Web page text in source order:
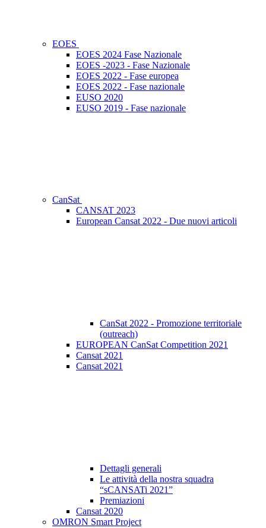
EOES
EOES 2024 Fase Nazionale
EOES -2023 - Fase Nazionale
EOES 2022 - Fase europea
EOES 2022 - Fase nazionale
EUSO 2020
EUSO 2019 - Fase nazionale
CanSat
CANSAT 2023
European Cansat 2022 - Due nuovi articoli
CanSat 2022 - Promozione territoriale
(outreach)
EUROPEAN CanSat Competition 2021
Cansat 2021
Cansat 2021
Dettagli generali
Le attività della nostra squadra
“sCANSATi 2021”
Premiazioni
Cansat 2020
OMRON Smart Project